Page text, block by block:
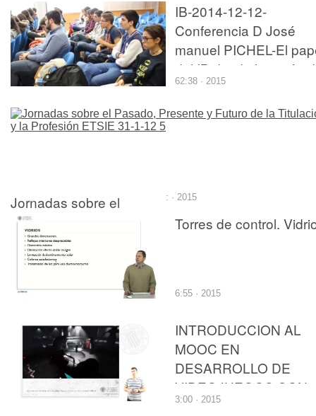
IB-2014-12-12-
Conferencia D José
manuel PICHEL-El
del IB desde la visión
los usuarios
62:38 · 2015
Jornadas sobre el
Pasado, Presente y
Futuro de la Titulación y
la Profesión ETSIE 31-1-
: · 2015
Torres de control.
6:55 · 2015
INTRODUCCION AL
MOOC EN
DESARROLLO DE
VIDEOJUEGOS CON
UNITY
3:00 · 2015